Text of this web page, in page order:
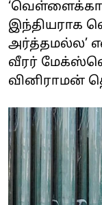
இந்தியராக
அர்த்தமல்ல’
வீரர்
வினிராமன்